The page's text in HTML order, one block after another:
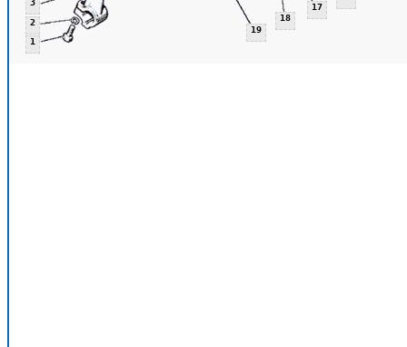
1
2
3
17
18
19